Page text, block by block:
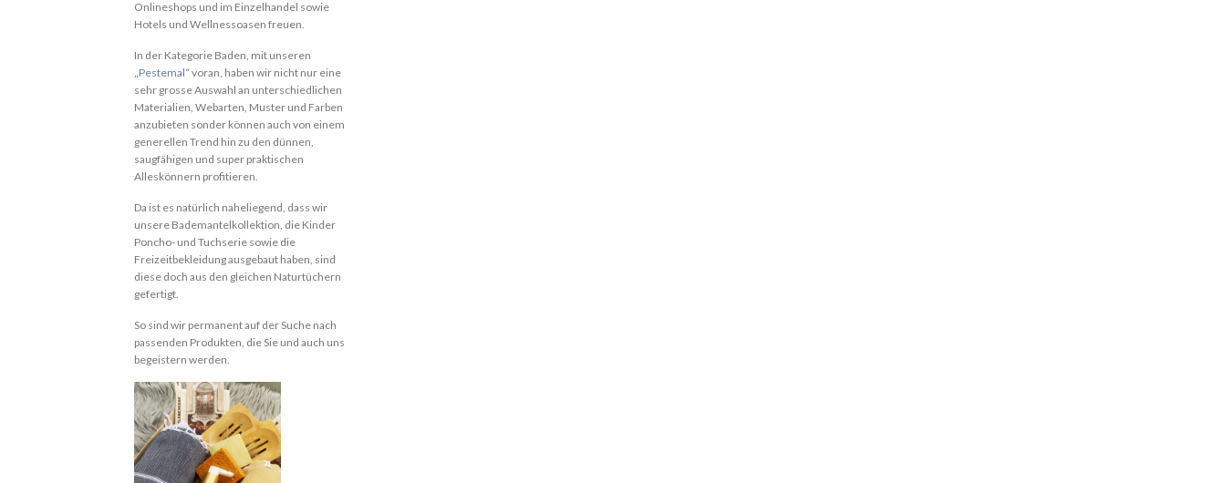
Onlineshops und im Einzelhandel sowie
Hotels und Wellnessoasen freuen.
In der Kategorie Baden, mit unseren
„Pestemal“voran, haben wir nicht nur eine
sehr grosse Auswahl an unterschiedlichen
Materialien, Webarten, Muster und Farben
anzubieten sonder können auch von einem
generellen Trend hin zu den dünnen,
saugfähigen und super praktischen
Alleskönnern profitieren.
Da ist es natürlich naheliegend, dass wir
unsere Bademantelkollektion, die Kinder
Poncho- und Tuchserie sowie die
Freizeitbekleidung ausgebaut haben, sind
diese doch aus den gleichen Naturtüchern
gefertigt.
So sind wir permanent auf der Suche nach
passenden Produkten, die Sie und auch uns
begeistern werden.